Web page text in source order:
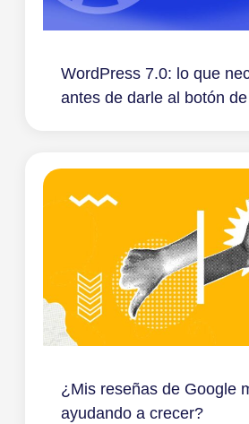
WordPress 7.0: lo que
antes de darle al botón
¿Mis reseñas de Google
ayudando a crecer?